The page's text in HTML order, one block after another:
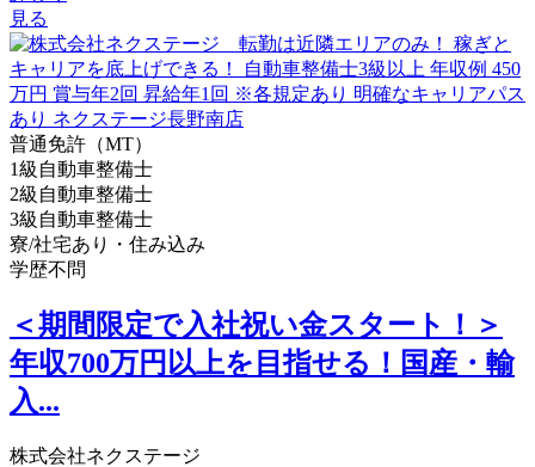
見る
普通免許（MT）
1級自動車整備士
2級自動車整備士
3級自動車整備士
寮/社宅あり・住み込み
学歴不問
＜期間限定で入社祝い金スタート！＞
年収700万円以上を目指せる！国産・輸
入...
株式会社ネクステージ